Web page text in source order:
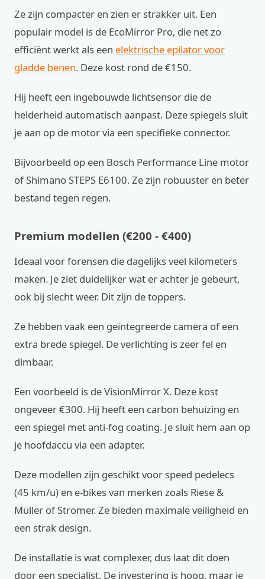
Ze zijn compacter en zien er strakker uit. Een
populair model is de EcoMirror Pro, die net zo
efficiënt werkt als een elektrische epilator voor
gladde benen. Deze kost rond de €150.
Hij heeft een ingebouwde lichtsensor die de
helderheid automatisch aanpast. Deze spiegels sluit
je aan op de motor via een specifieke connector.
Bijvoorbeeld op een Bosch Performance Line motor
of Shimano STEPS E6100. Ze zijn robuuster en beter
bestand tegen regen.
Premium modellen (€200 - €400)
Ideaal voor forensen die dagelijks veel kilometers
maken. Je ziet duidelijker wat er achter je gebeurt,
ook bij slecht weer. Dit zijn de toppers.
Ze hebben vaak een geïntegreerde camera of een
extra brede spiegel. De verlichting is zeer fel en
dimbaar.
Een voorbeeld is de VisionMirror X. Deze kost
ongeveer €300. Hij heeft een carbon behuizing en
een spiegel met anti-fog coating. Je sluit hem aan op
je hoofdaccu via een adapter.
Deze modellen zijn geschikt voor speed pedelecs
(45 km/u) en e-bikes van merken zoals Riese &
Müller of Stromer. Ze bieden maximale veiligheid en
een strak design.
De installatie is wat complexer, dus laat dit doen
door een specialist. De investering is hoog, maar je